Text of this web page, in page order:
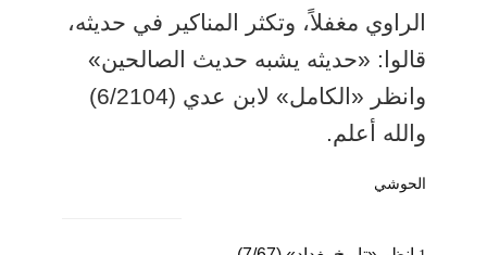
الراوي مغفلاً، وتكثر المناكير في حديثه،
قالوا: «حديثه يشبه حديث الصالحين»
وانظر «الكامل» لابن عدي (6/2104)
والله أعلم.
الحوشي